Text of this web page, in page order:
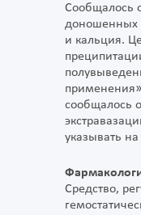
Сообщалось
доношенных
и кальция.
сообщалось
указывать
Средство,